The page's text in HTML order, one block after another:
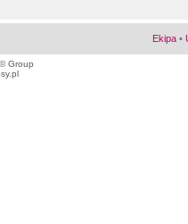
Ekipa •
© Group